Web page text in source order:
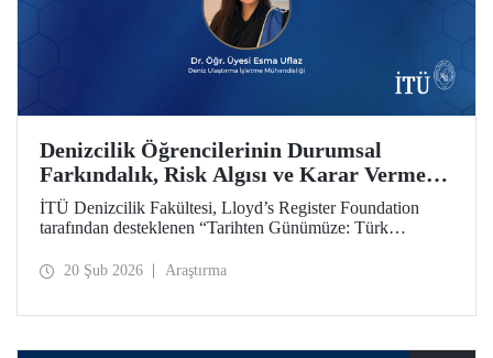
Denizcilik Öğrencilerinin Durumsal
Farkındalık, Risk Algısı ve Karar Verme
Yetkinliklerini Geliştirmeyi Amaçlayan
Projeye Hibe Desteği
İTÜ Denizcilik Fakültesi, Lloyd’s Register Foundation
tarafından desteklenen “Tarihten Günümüze: Türk
Archives to Action: Recreating Turkish Straits Navigation
20 Şub 2026 Araştırma